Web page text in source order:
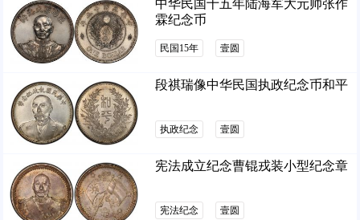
中华民国十五年陆海军大元帅张作
霖纪念币
民国15年 壹圆
段祺瑞像中华民国执政纪念币和平
执政纪念 壹圆
宪法成立纪念曹锟戎装小型纪念章
宪法纪念 壹圆